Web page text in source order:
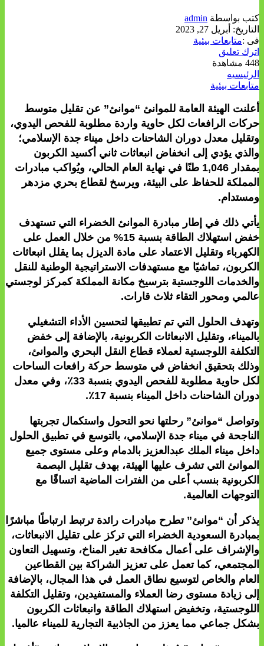
كتب بواسطة admin
التاريخ: أبريل 27, 2023
فى :متابعات بيئية
اترك تعليق
448 مشاهدة
الرئيسيه
متابعات بيئية
أعلنت الهيئة العامة للموانئ “موانئ” عن تقليل متوسط
حركات الرافعات لكل حاوية واردة مطلوبة للفحص اليدوي،
وتقليل معدل دوران الشاحنات داخل ميناء جدة الإسلامي؛
والذي يؤدي إلى انخفاض انبعاثات ثاني أكسيد الكربون
بمقدار 1,046 طنًا في نهاية العام الحالي، ويُواكب مبادرات
المملكة للحفاظ على البيئة، ويرسخ لقطاع بحري مزدهر
ومستدام.
يأتي ذلك في إطار مبادرة الموانئ الخضراء التي تستهدف
خفض استهلاك الطاقة بنسبة 15% من خلال العمل على
الكهرباء وتقليل الاعتماد على مادة الديزل بما يقلل انبعاثات
الكربون، تماشيًا مع مستهدفات الاستراتيجية الوطنية للنقل
والخدمات اللوجستية بترسيخ مكانة المملكة كمركز لوجستي
عالمي ومحور التقاء ثلاث قارات.
وتهدف الحلول التي تم تطبيقها لتحسين الأداء التشغيلي
بالميناء، وتقليل الانبعاثات الكربونية، بالإضافة إلى خفض
التكلفة اللوجستية لعملاء قطاع النقل البحري والموانئ،
وذلك بتحقيق انخفاض في متوسط حركة رافعات الساحات
لكل حاوية مطلوبة للفحص اليدوي بنسبة 33٪، وفي معدل
دوران الشاحنات داخل الميناء بنسبة 17٪.
وتواصل “موانئ” رحلتها نحو التحول واستكمال تجربتها
الناجحة في ميناء جدة الإسلامي، بالتوسع في تطبيق الحلول
داخل ميناء الملك عبدالعزيز بالدمام وعلى مستوى جميع
الموانئ التي تشرف عليها الهيئة، بهدف تقليل البصمة
الكربونية بنسب أعلى من الفترات الماضية اتساقًا مع
التوجهات العالمية.
يذكر أن “موانئ” تطرح مبادرات رائدة ترتبط ارتباطًا مباشرًا
بمبادرة السعودية الخضراء التي تركز على تقليل الانبعاثات،
والإشراف على أعمال مكافحة تغير المناخ، وتسهيل التعاون
المجتمعي، كما تعمل على تعزيز الشراكة بين القطاعين
العام والخاص لتوسيع نطاق العمل في هذا المجال، بالإضافة
إلى زيادة مستوى رضا العملاء والمستفيدين، وتقليل التكلفة
اللوجستية، وتخفيض استهلاك الطاقة وانبعاثات الكربون
بشكل جماعي مما يعزز من الجاذبية التجارية للميناء عالميا.